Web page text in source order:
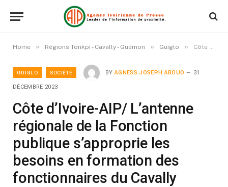
Home » Régions Tonkpi - Cavally - Guémon » Guiglo » Côte d’Ivoire-AIP/ L’antenne régionale de la Fonction publique s’approprie les besoins en formation des fonctionnaires du Cavally
GUIGLO SOCIÉTÉ BY AGNESS JOSEPH ABOUO 31
DÉCEMBRE 2023
Côte d’Ivoire-AIP/ L’antenne
régionale de la Fonction
publique s’approprie les
besoins en formation des
fonctionnaires du Cavally